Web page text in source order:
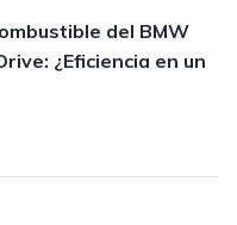
del BMW
¿Eficiencia en un